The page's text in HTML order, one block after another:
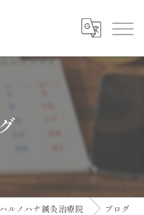
ルノハナ鍼灸治療院 ブログ